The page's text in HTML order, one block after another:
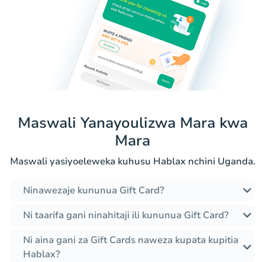
Maswali Yanayoulizwa Mara kwa
Mara
Maswali yasiyoeleweka kuhusu Hablax nchini Uganda.
Ninawezaje kununua Gift Card?
Ni taarifa gani ninahitaji ili kununua Gift Card?
Ni aina gani za Gift Cards naweza kupata kupitia
Hablax?